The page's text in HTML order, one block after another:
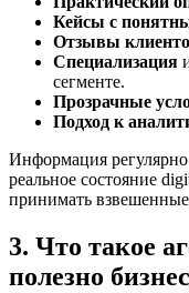
Кейсы с
Отзывы
Специализация
сегменте.
Прозрачные
Подход к
Информация
реальное состояние
принимать
3. Что такое
полезно